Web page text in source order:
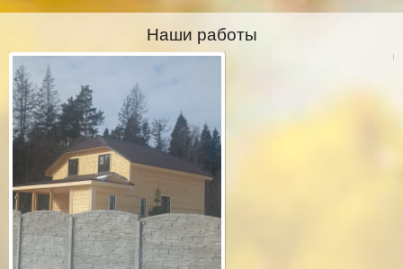
Наши работы